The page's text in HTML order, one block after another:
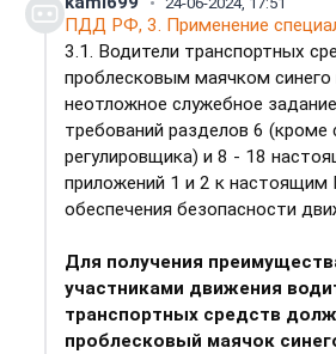
ПДД РФ, 3. Применение
3.1. Водители транспортных
проблесковым маячком синего
неотложное служебное
требований разделов 6 (кроме
регулировщика) и 8 - 18
приложений 1 и 2 к настоящим
обеспечения безопасности
Для получения
участниками движения
транспортных средств
проблесковый маячок